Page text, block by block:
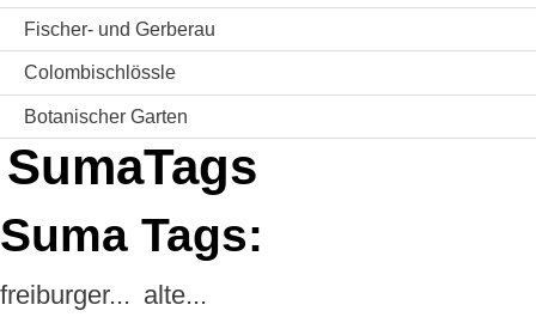
Fischer- und Gerberau
Colombischlössle
Botanischer Garten
SumaTags
Suma Tags:
freiburger... alte...